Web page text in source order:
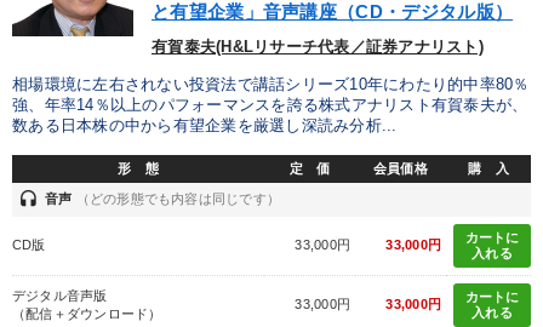
と有望企業」音声講座（CD・デジタル版）
有賀泰夫(H&Lリサーチ代表／証券アナリスト)
相場環境に左右されない投資法で講話シリーズ10年にわたり的中率80％
強、年率14％以上のパフォーマンスを誇る株式アナリスト有賀泰夫が、
数ある日本株の中から有望企業を厳選し深読み分析...
形 態 定 価 会員価格 購 入
headset 音声 （どの形態でも内容は同じです）
CD版 33,000円 33,000円
カートに
入れる
デジタル音声版
（配信＋ダウンロード）
33,000円 33,000円
カートに
入れる